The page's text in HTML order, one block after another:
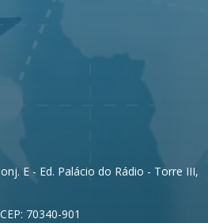
E - Ed. Palácio do Rádio - Torre III,
70340-901